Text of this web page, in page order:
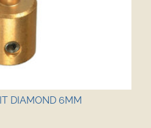
DIAMOND 6MM